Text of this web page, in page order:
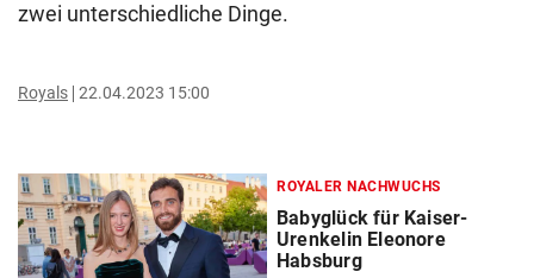
zwei unterschiedliche Dinge.
Royals 22.04.2023 15:00
ROYALER NACHWUCHS
Babyglück für Kaiser-
Urenkelin Eleonore
Habsburg